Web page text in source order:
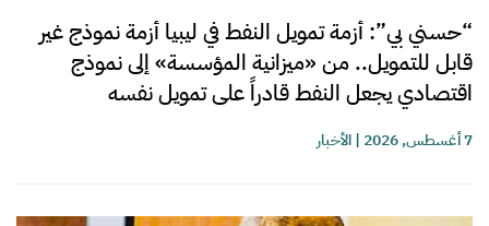
“حسني بي”: أزمة تمويل النفط في ليبيا أزمة نموذج غير
قابل للتمويل.. من «ميزانية المؤسسة» إلى نموذج
اقتصادي يجعل النفط قادراً على تمويل نفسه
7 أغسطس, 2026 |الأخبار